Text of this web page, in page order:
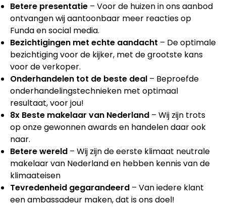
Betere presentatie – Voor de huizen in ons aanbod
ontvangen wij aantoonbaar meer reacties op
Funda en social media.
Bezichtigingen met echte aandacht – De optimale
bezichtiging voor de kijker, met de grootste kans
voor de verkoper.
Onderhandelen tot de beste deal – Beproefde
onderhandelingstechnieken met optimaal
resultaat, voor jou!
8x Beste makelaar van Nederland – Wij zijn trots
op onze gewonnen awards en handelen daar ook
naar.
Betere wereld – Wij zijn de eerste klimaat neutrale
makelaar van Nederland en hebben kennis van de
klimaateisen
Tevredenheid gegarandeerd – Van iedere klant
een ambassadeur maken, dat is ons doel!